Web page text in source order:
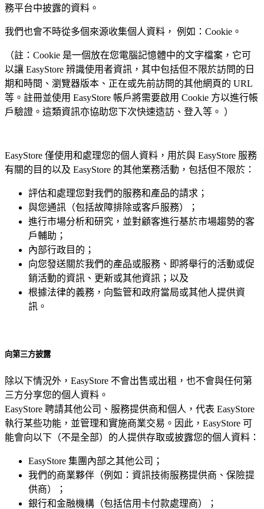
務平台中披露的資料。
我們也會不時從多個來源收集個人資料， 例如：Cookie。
（註：Cookie 是一個放在您電腦記憶體中的文字檔案，它可
以讓 EasyStore 辨識使用者資訊，其中包括但不限於訪問的日
期和時間、瀏覽器版本、正在或先前訪問的其他網頁的 URL
等。註冊並使用 EasyStore 帳戶將需要啟用 Cookie 方以進行帳
戶驗證。這類資訊亦協助您下次快速造訪、登入等。 ）
EasyStore 僅使用和處理您的個人資料，用於與 EasyStore 服務
有關的目的以及 EasyStore 的其他業務活動，包括但不限於：
評估和處理您對我們的服務和產品的請求；
與您通訊（包括故障排除或客戶服務）；
進行市場分析和研究，並對顧客進行基於市場趨勢的客
戶輔助；
內部行政目的；
向您發送關於我們的產品或服務、即將舉行的活動或促
銷活動的資訊、更新或其他資訊；以及
根據法律的義務，向監管和政府當局或其他人提供資
訊。
向第三方披露
除以下情況外，EasyStore 不會出售或出租，也不會與任何第
三方分享您的個人資料。
EasyStore 聘請其他公司、服務提供商和個人，代表 EasyStore
執行某些功能，並管理和實施商業交易。因此，EasyStore 可
能會向以下（不是全部）的人提供存取或披露您的個人資料：
EasyStore 集團內部之其他公司；
我們的商業夥伴（例如：資訊技術服務提供商、保險提
供商）；
銀行和金融機構（包括信用卡付款處理商）；